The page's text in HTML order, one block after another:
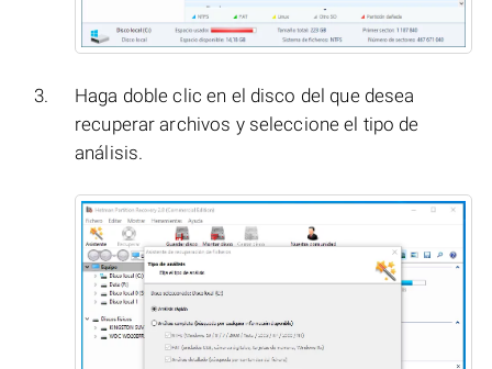
Haga doble clic en el disco del que desea
recuperar archivos y seleccione el tipo de
análisis.